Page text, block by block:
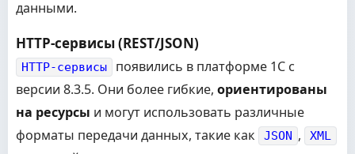
данными.
HTTP-сервисы (REST/JSON)
HTTP-сервисы
появились в платформе 1С с
версии 8.3.5. Они более гибкие, ориентированы
на ресурсы и могут использовать различные
форматы передачи данных, такие как
JSON , XML